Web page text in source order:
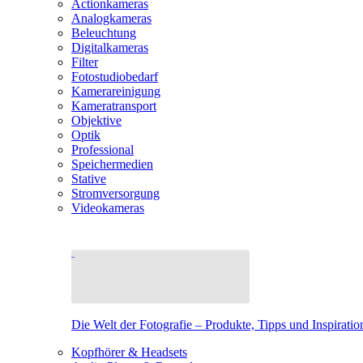
Actionkameras
Analogkameras
Beleuchtung
Digitalkameras
Filter
Fotostudiobedarf
Kamerareinigung
Kameratransport
Objektive
Optik
Professional
Speichermedien
Stative
Stromversorgung
Videokameras
Die Welt der Fotografie – Produkte, Tipps und
Kopfhörer & Headsets